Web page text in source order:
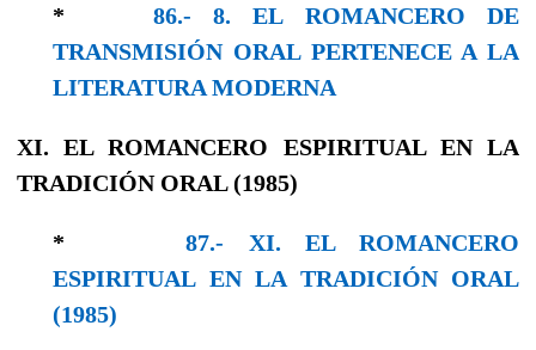
* 86.- 8. EL ROMANCERO DE
TRANSMISIÓN ORAL PERTENECE A LA
LITERATURA MODERNA
XI. EL ROMANCERO ESPIRITUAL EN LA
TRADICIÓN ORAL (1985)
*87.- XI. EL ROMANCERO
ESPIRITUAL EN LA TRADICIÓN ORAL
(1985)